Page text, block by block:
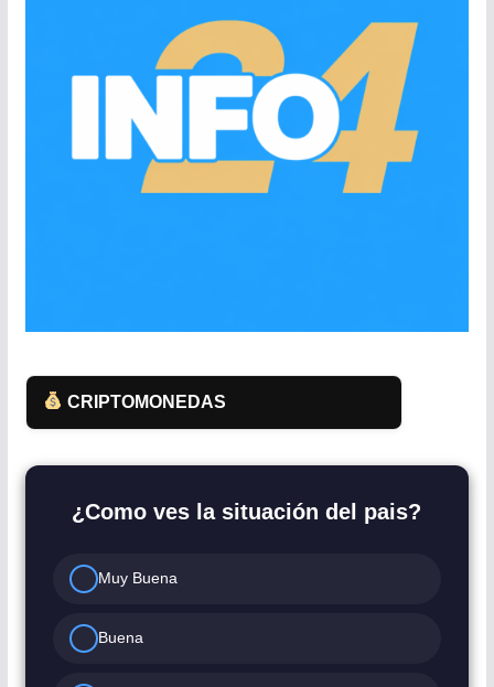
CRIPTOMONEDAS
¿Como ves la situación del pais?
Muy Buena
Buena